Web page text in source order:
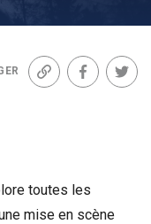
Lien Facebook
toutes les
mise en scène